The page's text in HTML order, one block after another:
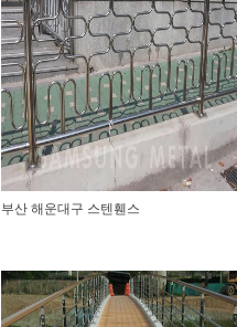
부산 해운대구 스텐휀스